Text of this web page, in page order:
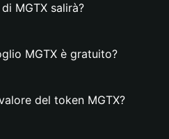
MGTX salirà?
MGTX è gratuito?
del token MGTX?